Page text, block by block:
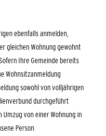
ebenfalls anmelden,
gleichen Wohnung gewohnt
Ihre Gemeinde bereits
Wohnsitzanmeldung
sowohl von volljährigen
durchgeführt
von einer Wohnung in
Person